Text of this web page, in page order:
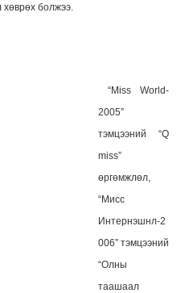
хөврөх болжээ.
“Miss World-
2005”
тэмцээний “Q
miss”
өргөмжлөл,
“Мисс
Интернэшнл-2
006” тэмцээний
“Олны
таашаал